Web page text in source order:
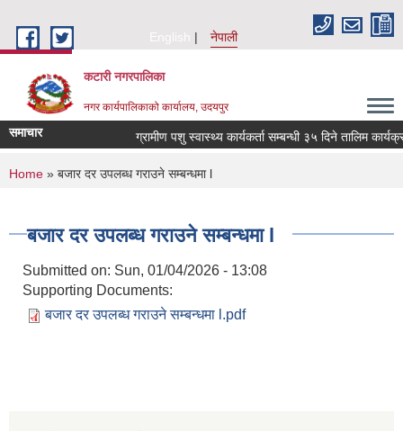
English
नेपाली
कटारी नगरपालिका
नगर कार्यपालिकाको कार्यालय, उदयपुर
समाचार ग्रामीण पशु स्वास्थ्य कार्यकर्ता सम्बन्धी ३५ दिने तालिम
You are here
Home » बजार दर उपलब्ध गराउने सम्बन्धमा l
बजार दर उपलब्ध गराउने सम्बन्धमा l
Submitted on: Sun, 01/04/2026 - 13:08
Supporting Documents:
बजार दर उपलब्ध गराउने सम्बन्धमा l.pdf